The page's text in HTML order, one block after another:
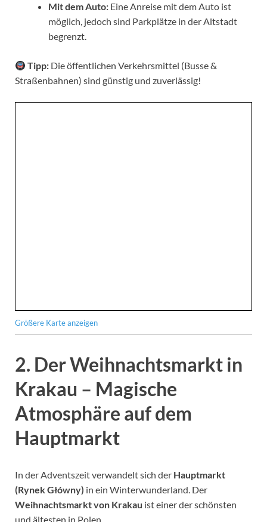
Mit dem Auto: Eine Anreise mit dem Auto ist
möglich, jedoch sind Parkplätze in der Altstadt
begrenzt.
Tipp: Die öffentlichen Verkehrsmittel (Busse &
Straßenbahnen) sind günstig und zuverlässig!
Größere Karte anzeigen
2. Der Weihnachtsmarkt in
Krakau – Magische
Atmosphäre auf dem
Hauptmarkt
In der Adventszeit verwandelt sich der Hauptmarkt
(Rynek Główny) in ein Winterwunderland. Der
Weihnachtsmarkt von Krakau ist einer der schönsten
und ältesten in Polen.